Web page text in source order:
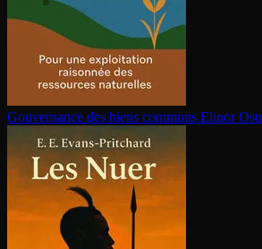
Gouvernance des biens communs Elinor